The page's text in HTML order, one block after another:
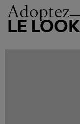
Adoptez
LE LOOK